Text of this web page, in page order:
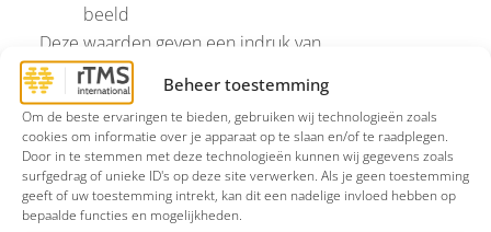
Beheer toestemming
Om de beste ervaringen te bieden, gebruiken wij technologieën zoals
cookies om informatie over je apparaat op te slaan en/of te raadplegen.
Door in te stemmen met deze technologieën kunnen wij gegevens zoals
surfgedrag of unieke ID's op deze site verwerken. Als je geen toestemming
geeft of uw toestemming intrekt, kan dit een nadelige invloed hebben op
bepaalde functies en mogelijkheden.
beeld
Deze waarden geven een indruk van
ontstekingsactiviteit in het lichaam. Een verhoogde
waarde betekent niet automatisch dat depressieve
klachten hierdoor worden veroorzaakt. En normale
waarden sluiten psychische klachten niet uit. Daarom
wordt bloedonderzoek altijd geïnterpreteerd in
samenhang met je klachten en medische